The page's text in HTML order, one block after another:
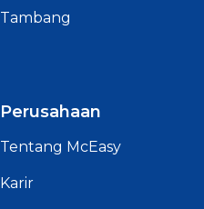
Tambang
Perusahaan
Tentang McEasy
Karir